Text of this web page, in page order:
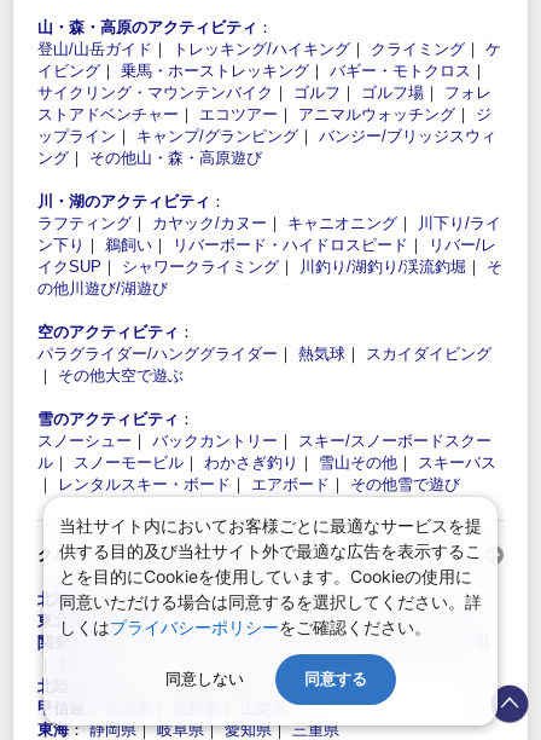
山・森・高原のアクティビティ ：
登山/山岳ガイド ｜ トレッキング/ハイキング ｜ クライミング ｜ ケ
イビング ｜ 乗馬・ホーストレッキング ｜ バギー・モトクロス ｜
サイクリング・マウンテンバイク ｜ ゴルフ ｜ ゴルフ場 ｜ フォレ
ストアドベンチャー ｜ エコツアー ｜ アニマルウォッチング ｜ ジ
ップライン ｜ キャンプ/グランピング ｜ バンジー/ブリッジスウィ
ング ｜ その他山・森・高原遊び
川・湖のアクティビティ ：
ラフティング ｜ カヤック/カヌー ｜ キャニオニング ｜
川下り/ライ
ン下り ｜ 鵜飼い ｜ リバーボード・ハイドロスピード ｜
リバー/レ
イクSUP ｜ シャワークライミング ｜ 川釣り/湖釣り/渓流釣堀 ｜ そ
の他川遊び/湖遊び
空のアクティビティ ：
パラグライダー/ハンググライダー ｜ 熱気球 ｜ スカイダイビング
｜ その他大空で遊ぶ
雪のアクティビティ ：
スノーシュー ｜ バックカントリー ｜ スキー/スノーボードスクー
ル ｜ スノーモービル ｜ わかさぎ釣り ｜ 雪山その他 ｜ スキーバス
｜
レンタルスキー・ボード ｜ エアボード ｜ その他雪で遊び
クルーズプランを都道府県から探す：
北海道：北海道
東北
： 青森県｜岩手県 ｜宮城県 ｜ 秋田県｜ 山形県 ｜
関東
： ｜ ｜
北陸
石川県｜福井県
甲信越
東海：静岡県｜岐阜県｜愛知県｜三重県
当社サイト内においてお客様ごとに最適なサービスを提
供する目的及び当社サイト外で最適な広告を表示するこ
とを目的にCookieを使用しています。Cookieの使用に
同意いただける場合は同意するを選択してください。詳
しくはプライバシーポリシーをご確認ください。
同意しない 同意する